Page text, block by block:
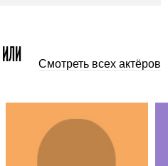
Смотреть всех актёров